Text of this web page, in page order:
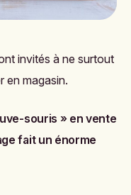
invités à ne surtout
en magasin.
souris » en vente
fait un énorme